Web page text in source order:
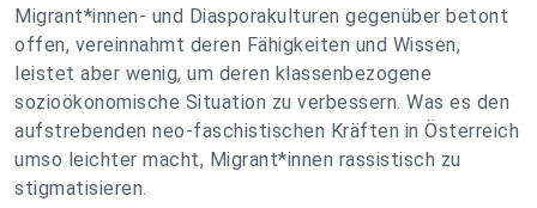
Migrant*innen- und Diasporakulturen gegenüber betont
offen, vereinnahmt deren Fähigkeiten und Wissen,
leistet aber wenig, um deren klassenbezogene
sozioökonomische Situation zu verbessern. Was es den
aufstrebenden neo-faschistischen Kräften in Österreich
umso leichter macht, Migrant*innen rassistisch zu
stigmatisieren.